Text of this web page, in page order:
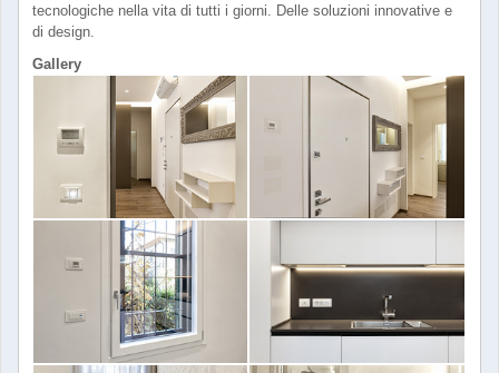
tecnologiche nella vita di tutti i giorni. Delle soluzioni innovative e
di design.
Gallery